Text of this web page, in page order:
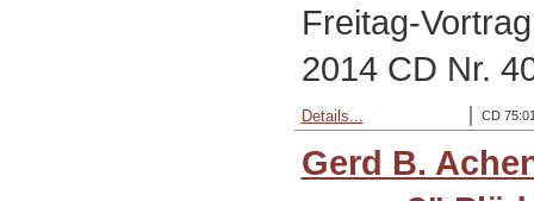
Freitag-
2014 CD Nr.
CD
Details...
Gerd B.